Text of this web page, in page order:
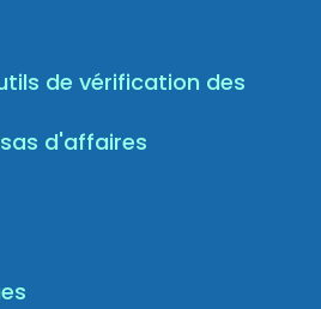
de vérification des
d'affaires